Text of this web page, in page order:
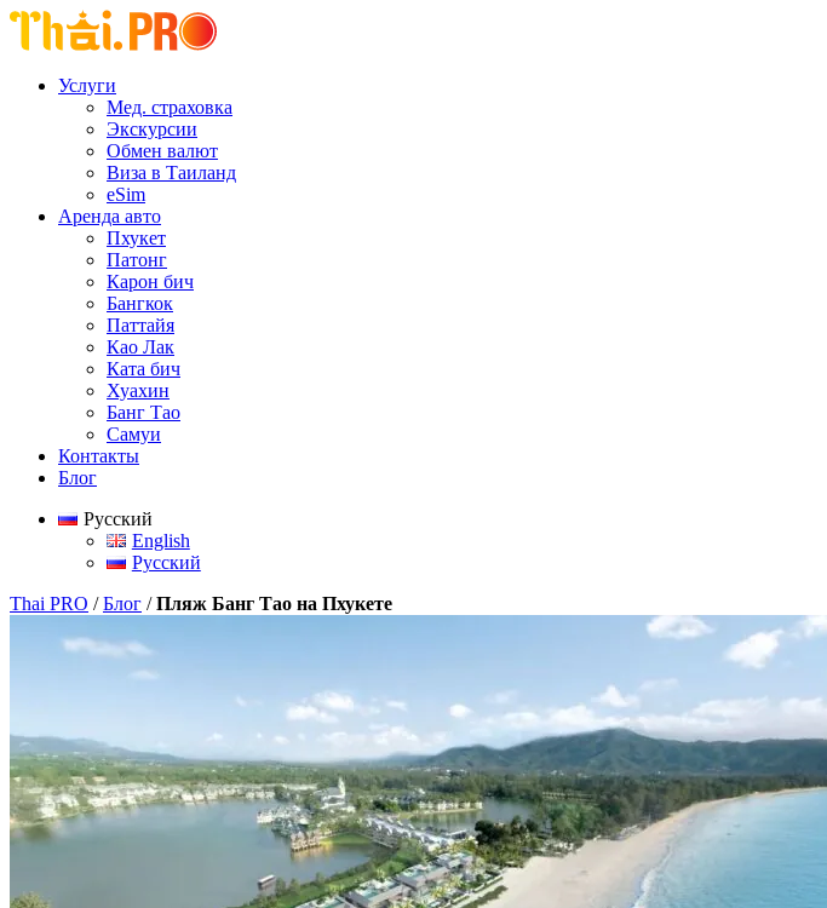
Услуги
Мед. страховка
Экскурсии
Обмен валют
Виза в Таиланд
eSim
Аренда авто
Пхукет
Патонг
Карон бич
Бангкок
Паттайя
Као Лак
Ката бич
Хуахин
Банг Тао
Самуи
Контакты
Блог
Русский
English
Русский
Thai PRO /Блог /Пляж Банг Тао на Пхукете